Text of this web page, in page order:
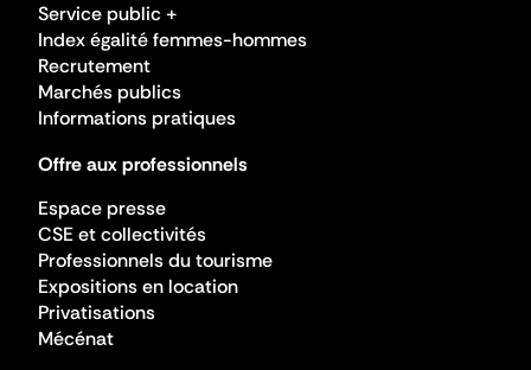
Service public +
Index égalité femmes-hommes
Recrutement
Marchés publics
Informations pratiques
Offre aux professionnels
Espace presse
CSE et collectivités
Professionnels du tourisme
Expositions en location
Privatisations
Mécénat